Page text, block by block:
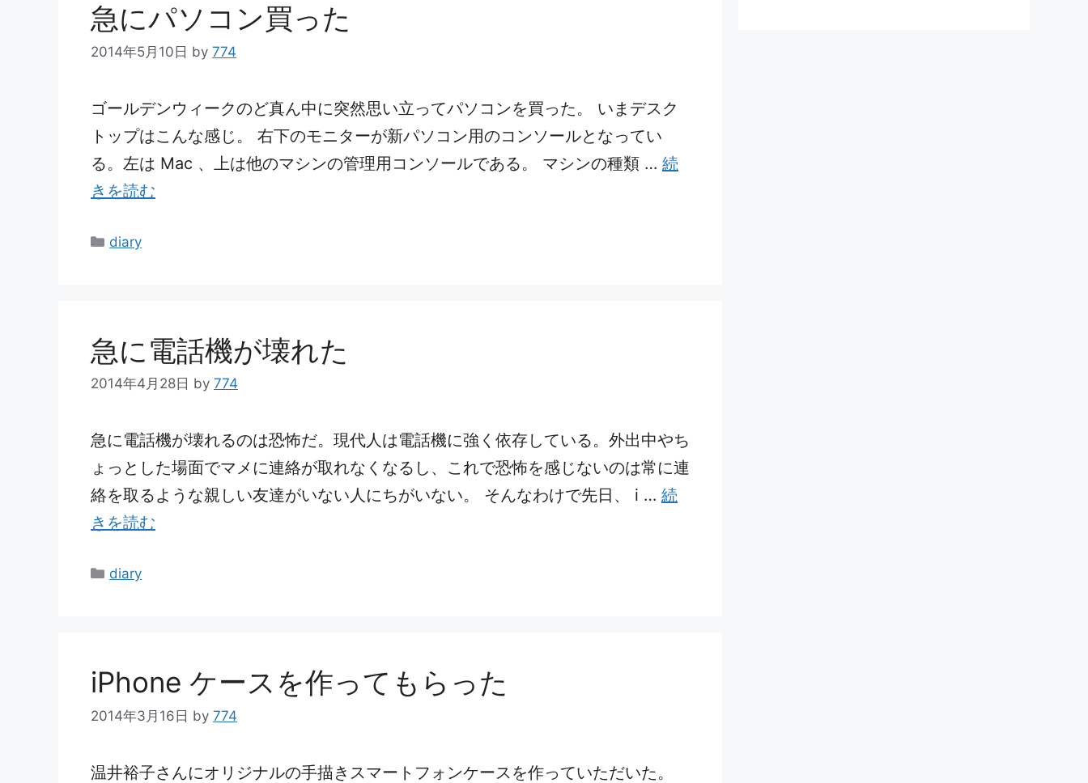
急にパソコン買った
2014年5月10日 by 774
ゴールデンウィークのど真ん中に突然思い立ってパソコンを買った。 いまデスク
トップはこんな感じ。 右下のモニターが新パソコン用のコンソールとなってい
る。左は Mac 、上は他のマシンの管理用コンソールである。 マシンの種類 … 続
きを読む
カ
diary
急に電話機が壊れた
2014年4月28日 by 774
急に電話機が壊れるのは恐怖だ。現代人は電話機に強く依存している。外出中やち
ょっとした場面でマメに連絡が取れなくなるし、これで恐怖を感じないのは常に連
絡を取るような親しい友達がいない人にちがいない。 そんなわけで先日、 i … 続
きを読む
カ
diary
iPhone ケースを作ってもらった
2014年3月16日 by 774
温井裕子さんにオリジナルの手描きスマートフォンケースを作っていただいた。